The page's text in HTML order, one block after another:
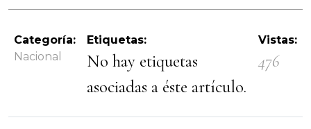
Categoría:
Nacional
Etiquetas:
No hay etiquetas
asociadas a éste artículo.
Vistas:
476